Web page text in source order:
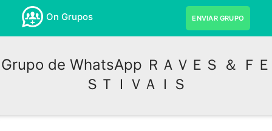
On Grupos ENVIAR GRUPO
Grupo de WhatsApp ＲＡＶＥＳ ＆ ＦＥ
ＳＴＩＶＡＩＳ